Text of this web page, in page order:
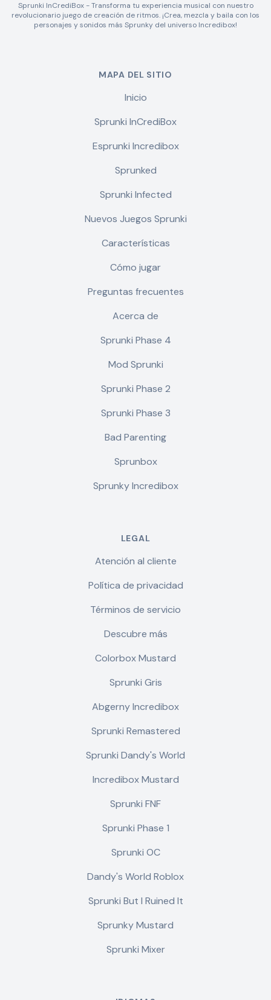
Sprunki InCrediBox - Transforma tu experiencia musical con nuestro
revolucionario juego de creación de ritmos. ¡Crea, mezcla y baila con los
personajes y sonidos más Sprunky del universo Incredibox!
MAPA DEL SITIO
Inicio
Sprunki InCrediBox
Esprunki Incredibox
Sprunked
Sprunki Infected
Nuevos Juegos Sprunki
Características
Cómo jugar
Preguntas frecuentes
Acerca de
Sprunki Phase 4
Mod Sprunki
Sprunki Phase 2
Sprunki Phase 3
Bad Parenting
Sprunbox
Sprunky Incredibox
LEGAL
Atención al cliente
Política de privacidad
Términos de servicio
Descubre más
Colorbox Mustard
Sprunki Gris
Abgerny Incredibox
Sprunki Remastered
Sprunki Dandy's World
Incredibox Mustard
Sprunki FNF
Sprunki Phase 1
Sprunki OC
Dandy's World Roblox
Sprunki But I Ruined It
Sprunky Mustard
Sprunki Mixer